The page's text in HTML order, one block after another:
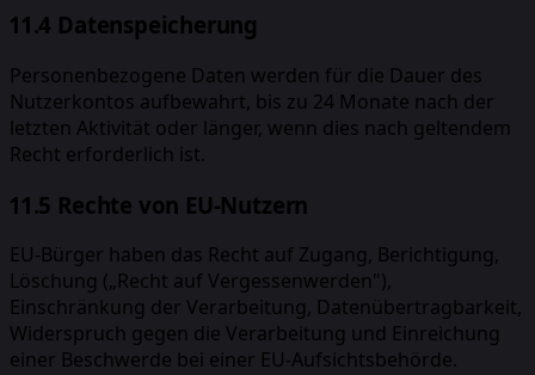
11.4 Datenspeicherung
Personenbezogene Daten werden für die Dauer des
Nutzerkontos aufbewahrt, bis zu 24 Monate nach der
letzten Aktivität oder länger, wenn dies nach geltendem
Recht erforderlich ist.
11.5 Rechte von EU-Nutzern
EU-Bürger haben das Recht auf Zugang, Berichtigung,
Löschung („Recht auf Vergessenwerden"),
Einschränkung der Verarbeitung, Datenübertragbarkeit,
Widerspruch gegen die Verarbeitung und Einreichung
einer Beschwerde bei einer EU-Aufsichtsbehörde.